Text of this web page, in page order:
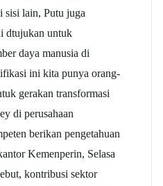
sisi lain, Putu juga
dtujukan untuk
daya manusia di
ini kita punya orang-
gerakan transformasi
di perusahaan
berikan pengetahuan
Kemenperin, Selasa
kontribusi sektor